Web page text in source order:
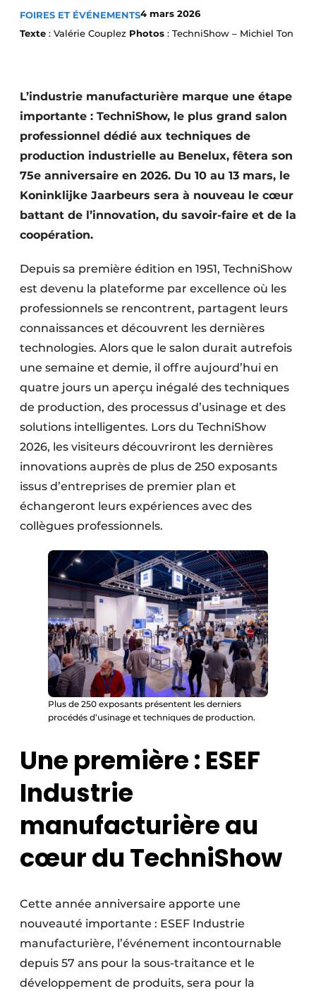
Termes et conditions
Video’s
FOIRES ET ÉVÉNEMENTS4 mars 2026
Texte : Valérie Couplez Photos : TechniShow – Michiel Ton
L’industrie manufacturière marque une étape
importante : TechniShow, le plus grand salon
professionnel dédié aux techniques de
production industrielle au Benelux, fêtera son
75e anniversaire en 2026. Du 10 au 13 mars, le
Koninklijke Jaarbeurs sera à nouveau le cœur
battant de l’innovation, du savoir-faire et de la
coopération.
Depuis sa première édition en 1951, TechniShow
est devenu la plateforme par excellence où les
professionnels se rencontrent, partagent leurs
connaissances et découvrent les dernières
technologies. Alors que le salon durait autrefois
une semaine et demie, il offre aujourd’hui en
quatre jours un aperçu inégalé des techniques
de production, des processus d’usinage et des
solutions intelligentes. Lors du TechniShow
2026, les visiteurs découvriront les dernières
innovations auprès de plus de 250 exposants
issus d’entreprises de premier plan et
échangeront leurs expériences avec des
collègues professionnels.
Plus de 250 exposants présentent les derniers
procédés d’usinage et techniques de production.
Une première : ESEF
Industrie
manufacturière au
cœur du TechniShow
Cette année anniversaire apporte une
nouveauté importante : ESEF Industrie
manufacturière, l’événement incontournable
depuis 57 ans pour la sous-traitance et le
développement de produits, sera pour la